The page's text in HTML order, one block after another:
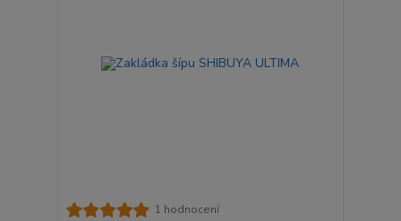
1 hodnocení